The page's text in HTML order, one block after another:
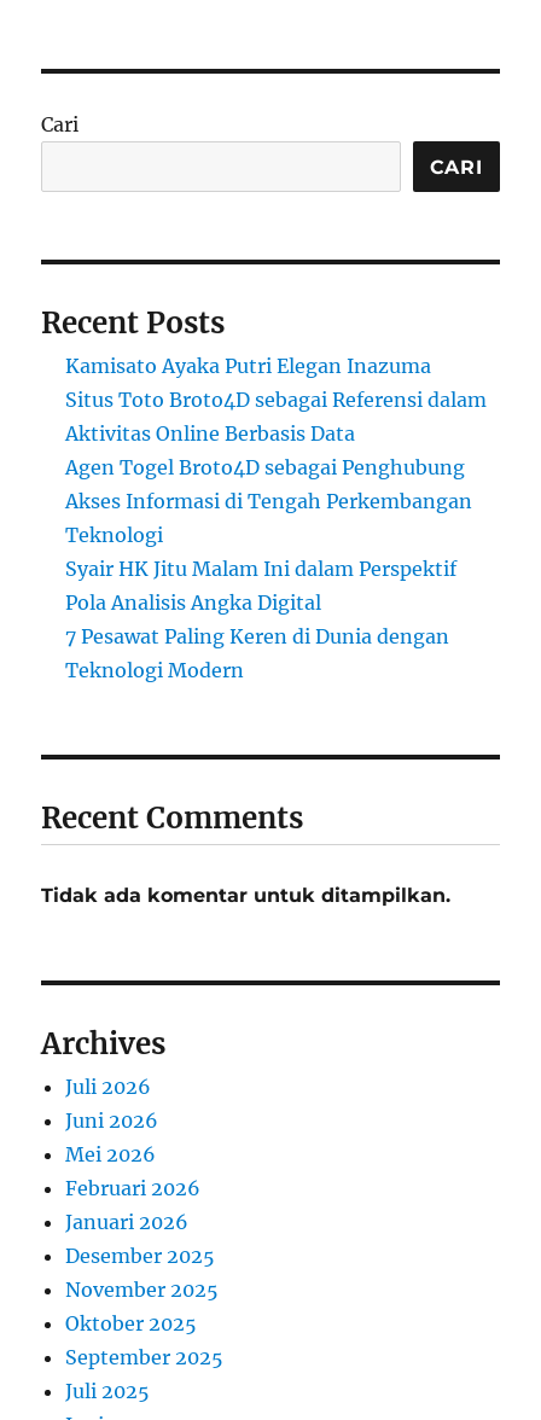
Cari
CARI
Recent Posts
Kamisato Ayaka Putri Elegan Inazuma
Situs Toto Broto4D sebagai Referensi dalam
Aktivitas Online Berbasis Data
Agen Togel Broto4D sebagai Penghubung
Akses Informasi di Tengah Perkembangan
Teknologi
Syair HK Jitu Malam Ini dalam Perspektif
Pola Analisis Angka Digital
7 Pesawat Paling Keren di Dunia dengan
Teknologi Modern
Recent Comments
Tidak ada komentar untuk ditampilkan.
Archives
Juli 2026
Juni 2026
Mei 2026
Februari 2026
Januari 2026
Desember 2025
November 2025
Oktober 2025
September 2025
Juli 2025